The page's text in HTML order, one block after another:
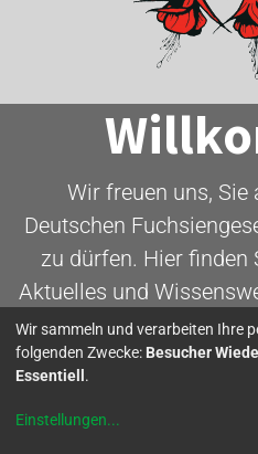
Wir freuen uns, Sie
Deutschen
zu dürfen. Hier finden
Aktuelles und
- die
Wir sammeln und verarbeiten Ihre
folgenden Zwecke: Besucher
Essentiell .
Einstellungen...